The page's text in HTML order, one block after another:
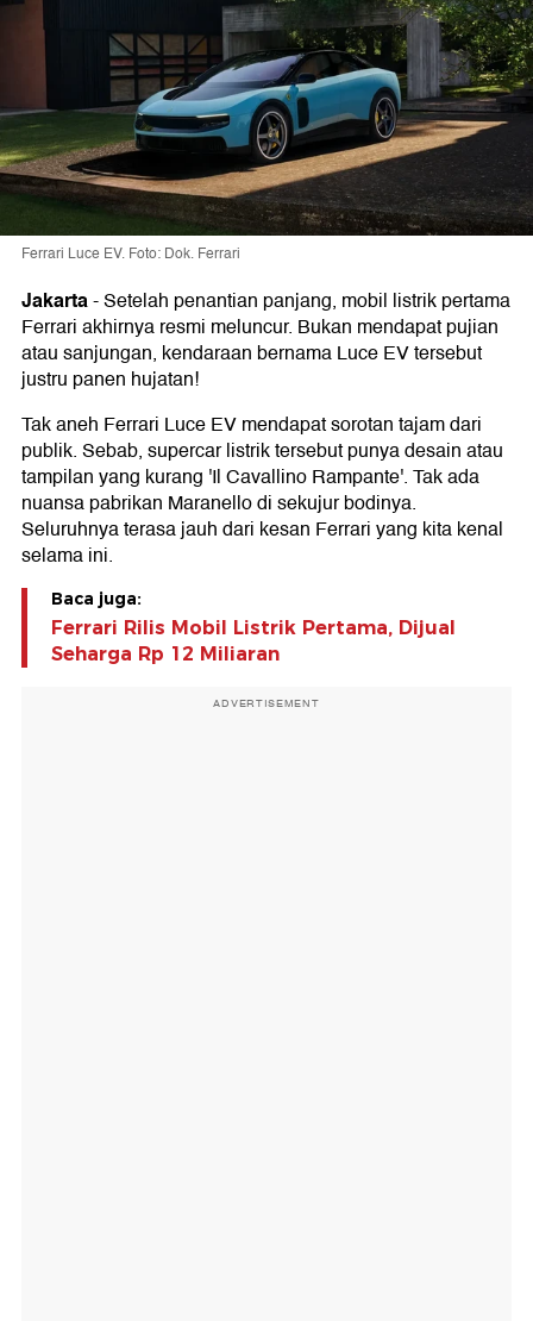
Ferrari Luce EV. Foto: Dok. Ferrari
Jakarta-Setelah penantian panjang, mobil listrik pertama
Ferrari akhirnya resmi meluncur. Bukan mendapat pujian
atau sanjungan, kendaraan bernama Luce EV tersebut
justru panen hujatan!
Tak aneh Ferrari Luce EV mendapat sorotan tajam dari
publik. Sebab, supercar listrik tersebut punya desain atau
tampilan yang kurang 'Il Cavallino Rampante'. Tak ada
nuansa pabrikan Maranello di sekujur bodinya.
Seluruhnya terasa jauh dari kesan Ferrari yang kita kenal
selama ini.
Baca juga:
Ferrari Rilis Mobil Listrik Pertama, Dijual
Seharga Rp 12 Miliaran
ADVERTISEMENT